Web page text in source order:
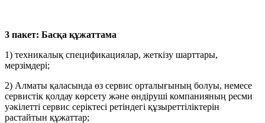
3 пакет: Басқа құжаттама
1) техникалық спецификациялар, жеткізу шарттары,
мерзімдері;
2) Алматы қаласында өз сервис орталығының болуы, немесе
сервистік қолдау көрсету және өндіруші компанияның ресми
уәкілетті сервис серіктесі ретіндегі құзыреттіліктерін
растайтын құжаттар;